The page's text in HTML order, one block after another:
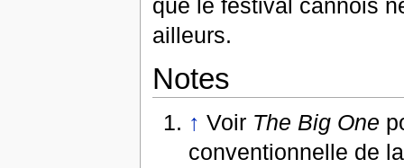
que le festival cannois
ailleurs.
Notes
↑ Voir The Big One
conventionnelle de